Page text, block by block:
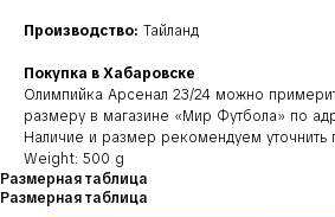
Производство: Тайланд
Покупка в Хабаровске
Олимпийка Арсенал 23/24 можно
размеру в магазине «Мир Футбола» по
Наличие и размер рекомендуем уточнить
Weight: 500 g
Размерная таблица
Размерная таблица